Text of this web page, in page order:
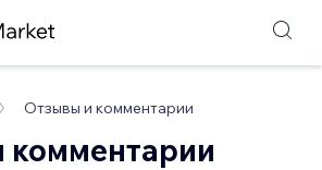
Отзывы и комментарии
комментарии